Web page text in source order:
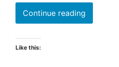
Continue readingO
princípio
Like this: